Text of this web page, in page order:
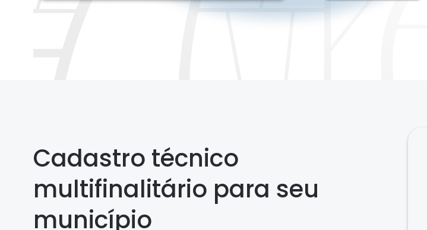
Cadastro técnico
multifinalitário para seu
município